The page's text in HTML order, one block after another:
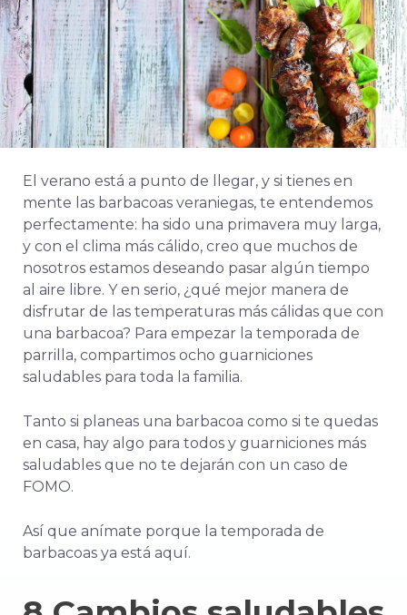
El verano está a punto de llegar, y si tienes en
mente las barbacoas veraniegas, te entendemos
perfectamente: ha sido una primavera muy larga,
y con el clima más cálido, creo que muchos de
nosotros estamos deseando pasar algún tiempo
al aire libre. Y en serio, ¿qué mejor manera de
disfrutar de las temperaturas más cálidas que con
una barbacoa? Para empezar la temporada de
parrilla, compartimos ocho guarniciones
saludables para toda la familia.
Tanto si planeas una barbacoa como si te quedas
en casa, hay algo para todos y guarniciones más
saludables que no te dejarán con un caso de
FOMO.
Así que anímate porque la temporada de
barbacoas ya está aquí.